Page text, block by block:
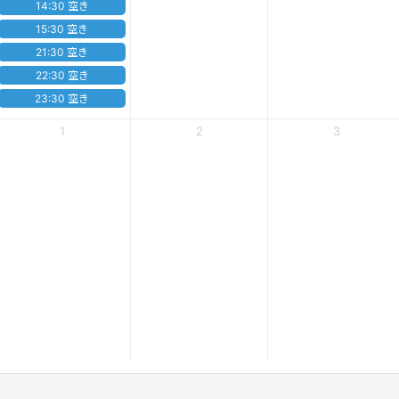
14:30 空き
15:30 空き
21:30 空き
22:30 空き
23:30 空き
1 2 3